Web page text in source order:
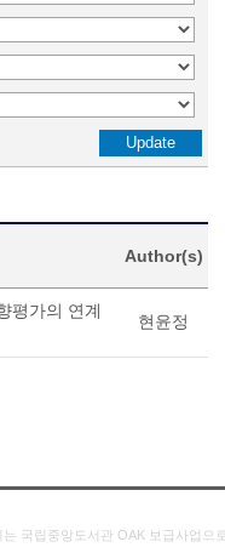
Author(s)
평가의 연계
현윤정
는 국립중앙도서관 OAK 보급사업